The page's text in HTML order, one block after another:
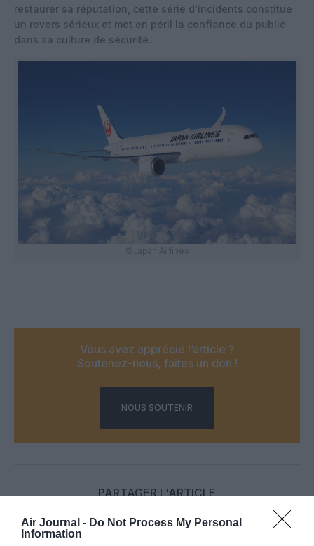
Air Journal - Do Not Process My Personal
Information
restaurer sa réputation, cette série d’incidents constitue
un revers sérieux et met en péril la confiance du public
dans sa culture de sécurité.
©Japan Airlines
Vous avez apprécié l’article ?
Soutenez-nous, faites un don !
NOUS SOUTENIR
PARTAGER L'ARTICLE